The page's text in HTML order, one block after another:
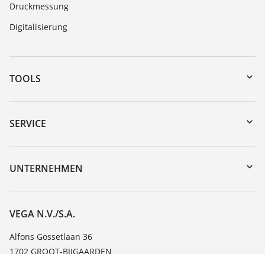
Druckmessung
Digitalisierung
TOOLS
Download-Center
Gerätesuche (Seriennummer)
DTM Collection/PACTware
SERVICE
Geräterücksendung
Trainings
TeamViewer
UNTERNEHMEN
Über VEGA
Kontakt
News
VEGA N.V./S.A.
Alfons Gossetlaan 36
1702 GROOT-BIJGAARDEN